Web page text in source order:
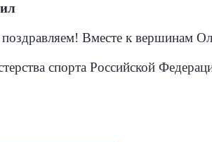
Вместе к вершинам
спорта Российской